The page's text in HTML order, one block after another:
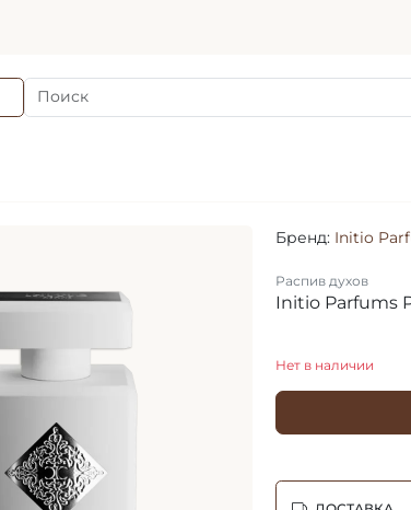
Бренд: Initio
Распив духов
Initio Parfums
Нет в наличии